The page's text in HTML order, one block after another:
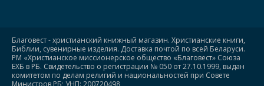
Благовест - христианский книжный магазин. Христианские книги,
Библии, сувенирные изделия. Доставка почтой по всей Беларуси.
РМ «Христианское миссионерское общество «Благовест» Союза
ЕХБ в РБ. Свидетельство о регистрации № 050 от 27.10.1999, выдан
комитетом по делам религий и национальностей при Совете